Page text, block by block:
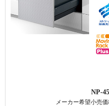
NP-
メーカー希望小売価